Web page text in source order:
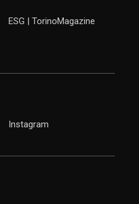
ESG | TorinoMagazine
Instagram